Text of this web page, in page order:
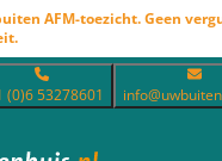
AFM-toezicht. Geen
(0)6 53278601